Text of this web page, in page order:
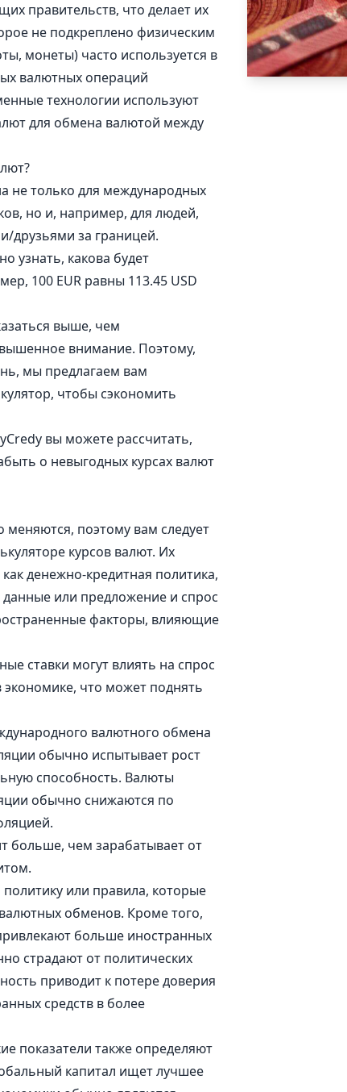
правительств, что делает их
не подкреплено физическим
монеты) часто используется в
валютных операций
технологии используют
для обмена валютой между
не только для международных
но и, например, для людей,
друзьями за границей.
узнать, какова будет
100 EUR равны 113.45 USD
выше, чем
внимание. Поэтому,
мы предлагаем вам
чтобы сэкономить
вы можете рассчитать,
о невыгодных курсах валют
меняются, поэтому вам следует
курсов валют. Их
денежно-кредитная политика,
или предложение и спрос
факторы, влияющие
ставки могут влиять на спрос
что может поднять
валютного обмена
обычно испытывает рост
способность. Валюты
обычно снижаются по
больше, чем зарабатывает от
или правила, которые
обменов. Кроме того,
больше иностранных
страдают от политических
приводит к потере доверия
средств в более
показатели также определяют
капитал ищет лучшее